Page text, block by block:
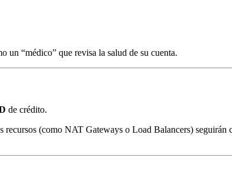
un “médico” que revisa la salud de su cuenta.
de crédito.
recursos (como NAT Gateways o Load Balancers) seguirán